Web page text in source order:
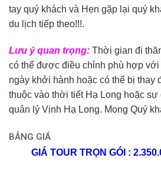
tay quý khách và Hẹn gặp lại quý
du lịch tiếp theo!!!.
Lưu ý quan trọng: Thời gian đi
có thể được điều chỉnh phù hợp
ngày khởi hành hoặc có thể bị thay
thuộc vào thời tiết Hạ Long hoặc sự
quản lý Vịnh Hạ Long. Mong Quý
BẢNG GIÁ
GIÁ TOUR TRỌN GÓI :